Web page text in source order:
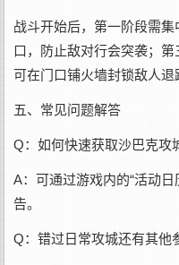
战斗开始后，第一阶段需
口，防止敌对行会突袭；
可在门口铺火墙封锁敌人
五、常见问题解答
Q：如何快速获取沙巴克攻
A：可通过游戏内的“活动
告。
Q：错过日常攻城还有其他